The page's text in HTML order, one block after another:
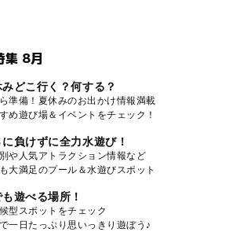
集 8月
どこ行く？何する？
準備！夏休みのお出かけ情報満載
め遊び場＆イベントをチェック！
負けずに全力水遊び！
や人気アトラクション情報など
大満足のプール＆水遊びスポット
遊べる場所！
型スポットをチェック
一日たっぷり思いっきり遊ぼう♪